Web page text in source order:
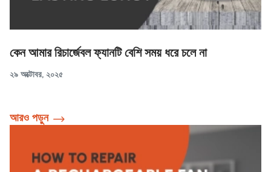
কেন আমার রিচার্জেবল ফ্যানটি বেশি সময় ধরে চলে না
২৯ অক্টোবর, ২০২৫
আরও পড়ুন